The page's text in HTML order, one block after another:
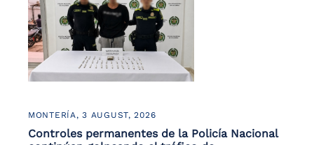
MONTERÍA,3 AUGUST, 2026
Controles permanentes de la Policía Nacional